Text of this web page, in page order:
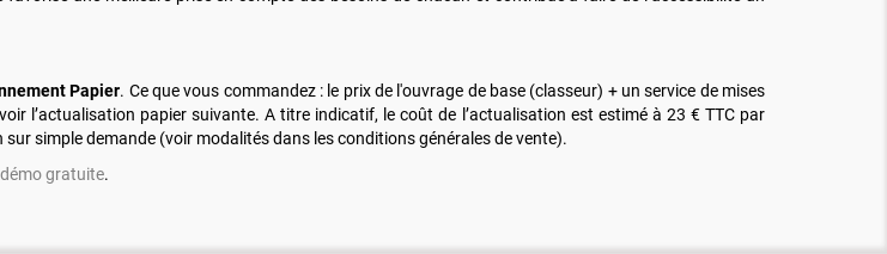
Papier. Ce que vous commandez : le prix de l'ouvrage de base (classeur) + un service de mises
l’actualisation papier suivante. A titre indicatif, le coût de l’actualisation est estimé à 23 € TTC par
simple demande (voir modalités dans les conditions générales de vente).
gratuite.